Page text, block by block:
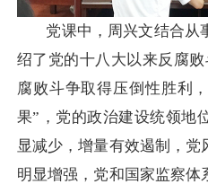
党课中，周兴文结合从
绍了党的十八大以来反腐
腐败斗争取得压倒性胜利
果”，党的政治建设统领地
显减少，增量有效遏制，
明显增强，党和国家监察